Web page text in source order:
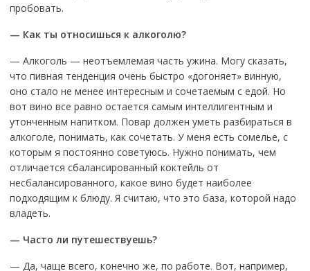
пробовать.
— Как ты относишься к алкоголю?
— Алкоголь — неотъемлемая часть ужина. Могу сказать,
что пивная тенденция очень быстро «догоняет» винную,
оно стало не менее интересным и сочетаемым с едой. Но
вот вино все равно остается самым интеллигентным и
утонченным напитком. Повар должен уметь разбираться в
алкоголе, понимать, как сочетать. У меня есть сомелье, с
которым я постоянно советуюсь. Нужно понимать, чем
отличается сбалансированный коктейль от
несбалансированного, какое вино будет наиболее
подходящим к блюду. Я считаю, что это база, которой надо
владеть.
— Часто ли путешествуешь?
— Да, чаще всего, конечно же, по работе. Вот, например,